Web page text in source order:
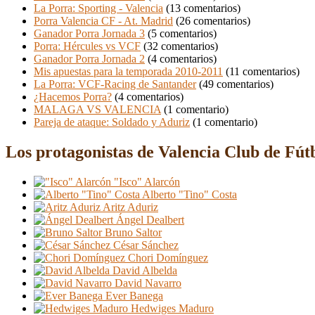
La Porra: Sporting - Valencia (13 comentarios)
Porra Valencia CF - At. Madrid (26 comentarios)
Ganador Porra Jornada 3 (5 comentarios)
Porra: Hércules vs VCF (32 comentarios)
Ganador Porra Jornada 2 (4 comentarios)
Mis apuestas para la temporada 2010-2011 (11 comentarios)
La Porra: VCF-Racing de Santander (49 comentarios)
¿Hacemos Porra? (4 comentarios)
MALAGA VS VALENCIA (1 comentario)
Pareja de ataque: Soldado y Aduriz (1 comentario)
Los protagonistas de Valencia Club de
"Isco" Alarcón
Alberto "Tino" Costa
Aritz Aduriz
Ángel Dealbert
Bruno Saltor
César Sánchez
Chori Domínguez
David Albelda
David Navarro
Ever Banega
Hedwiges Maduro